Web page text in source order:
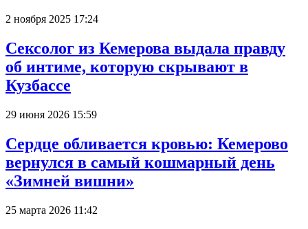
2 ноября 2025 17:24
Сексолог из Кемерова выдала правду
об интиме, которую скрывают в
Кузбассе
29 июня 2026 15:59
Сердце обливается кровью: Кемерово
вернулся в самый кошмарный день
«Зимней вишни»
25 марта 2026 11:42